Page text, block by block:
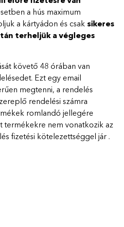
a hús maximum
a kártyádon és csak sikeres
terheljük a végleges
követő 48 órában van
Ezt egy email
megtenni, a rendelés
rendelési számra
romlandó jellegére
termékekre nem vonatkozik az
fizetési kötelezettséggel jár .